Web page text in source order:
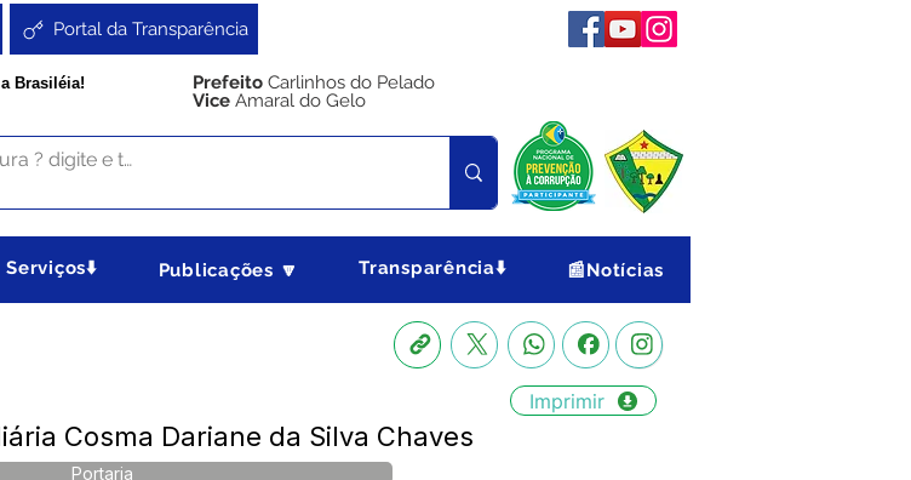
Portal da Transparência
Brasiléia! Prefeito Carlinhos do Pelado
Vice Amaral do Gelo
Serviços⬇️ Publicações 🔽 Transparência⬇️ 📰Notícias
Imprimir
Cosma Dariane da Silva Chaves
Portaria